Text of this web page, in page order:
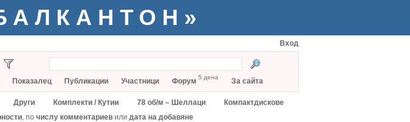
Вход
Показалец Публикации Участници Форум 5 дена За сайта
Други Комплекти / Кутии 78 об/м – Шеллаци
Компактдискове
, по числу комментариев или дата на добавяне